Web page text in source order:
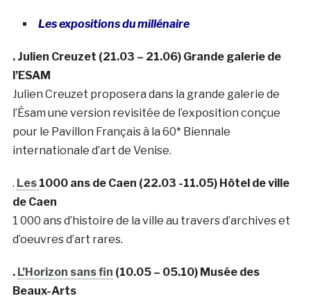
Les expositions du millénaire
. Julien Creuzet (21.03 – 21.06) Grande galerie de
l’ESAM
Julien Creuzet proposera dans la grande galerie de
l’Ésam une version revisitée de l’exposition conçue
pour le Pavillon Français à la 60* Biennale
internationale d’art de Venise.
. Les 1000 ans de Caen (22.03 -11.05) Hôtel de ville
de Caen
1 000 ans d’histoire de la ville au travers d’archives et
d’oeuvres d’art rares.
. L’Horizon sans fin (10.05 – 05.10) Musée des
Beaux-Arts